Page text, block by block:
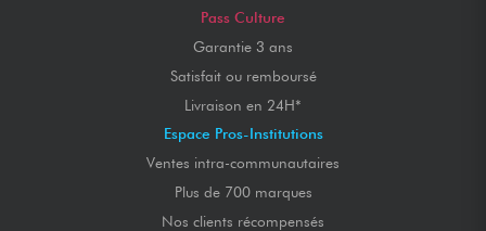
Pass Culture
Garantie 3 ans
Satisfait ou remboursé
Livraison en 24H*
Espace Pros-Institutions
Ventes intra-communautaires
Plus de 700 marques
Nos clients récompensés